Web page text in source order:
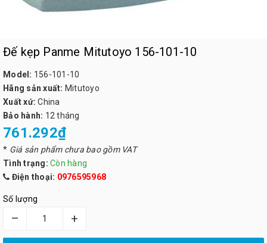
Đế kẹp Panme Mitutoyo 156-101-10
Model: 156-101-10
Hãng sản xuất: Mitutoyo
Xuất xứ: China
Bảo hành: 12 tháng
761.292₫
* Giá sản phẩm chưa bao gồm VAT
Tình trạng: Còn hàng
Điện thoại: 0976595968
Số lượng
– +